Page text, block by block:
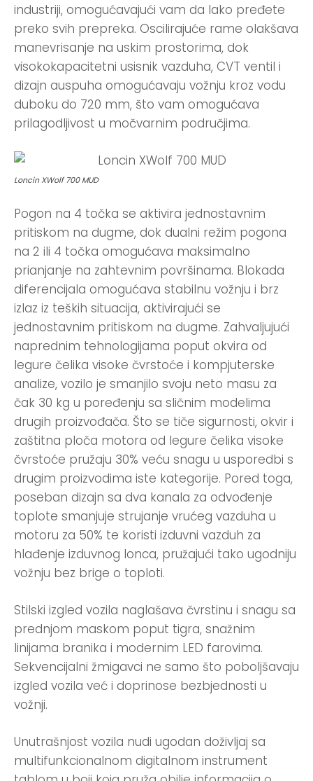
industriji, omogućavajući vam da lako pređete
preko svih prepreka. Oscilirajuće rame olakšava
manevrisanje na uskim prostorima, dok
visokokapacitetni usisnik vazduha, CVT ventil i
dizajn auspuha omogućavaju vožnju kroz vodu
duboku do 720 mm, što vam omogućava
prilagodljivost u močvarnim područjima.
Loncin XWolf 700 MUD
Pogon na 4 točka se aktivira jednostavnim
pritiskom na dugme, dok dualni režim pogona
na 2 ili 4 točka omogućava maksimalno
prianjanje na zahtevnim površinama. Blokada
diferencijala omogućava stabilnu vožnju i brz
izlaz iz teških situacija, aktivirajući se
jednostavnim pritiskom na dugme. Zahvaljujući
naprednim tehnologijama poput okvira od
legure čelika visoke čvrstoće i kompjuterske
analize, vozilo je smanjilo svoju neto masu za
čak 30 kg u poređenju sa sličnim modelima
drugih proizvođača. Što se tiče sigurnosti, okvir i
zaštitna ploča motora od legure čelika visoke
čvrstoće pružaju 30% veću snagu u usporedbi s
drugim proizvodima iste kategorije. Pored toga,
poseban dizajn sa dva kanala za odvođenje
toplote smanjuje strujanje vrućeg vazduha u
motoru za 50% te koristi izduvni vazduh za
hlađenje izduvnog lonca, pružajući tako ugodniju
vožnju bez brige o toploti.
Stilski izgled vozila naglašava čvrstinu i snagu sa
prednjom maskom poput tigra, snažnim
linijama branika i modernim LED farovima.
Sekvencijalni žmigavci ne samo što poboljšavaju
izgled vozila već i doprinose bezbjednosti u
vožnji.
Unutrašnjost vozila nudi ugodan doživljaj sa
multifunkcionalnom digitalnom instrument